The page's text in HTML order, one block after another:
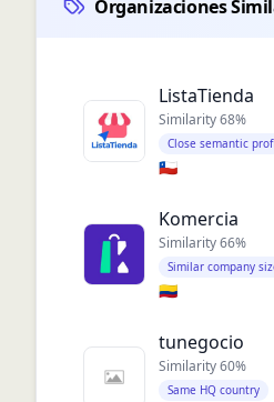
Organizaciones
ListaTienda
Similarity68%
Close semantic
🇨🇱
Komercia
Similarity66%
Similar company
🇨🇴
tunegocio
Similarity60%
Same HQ country